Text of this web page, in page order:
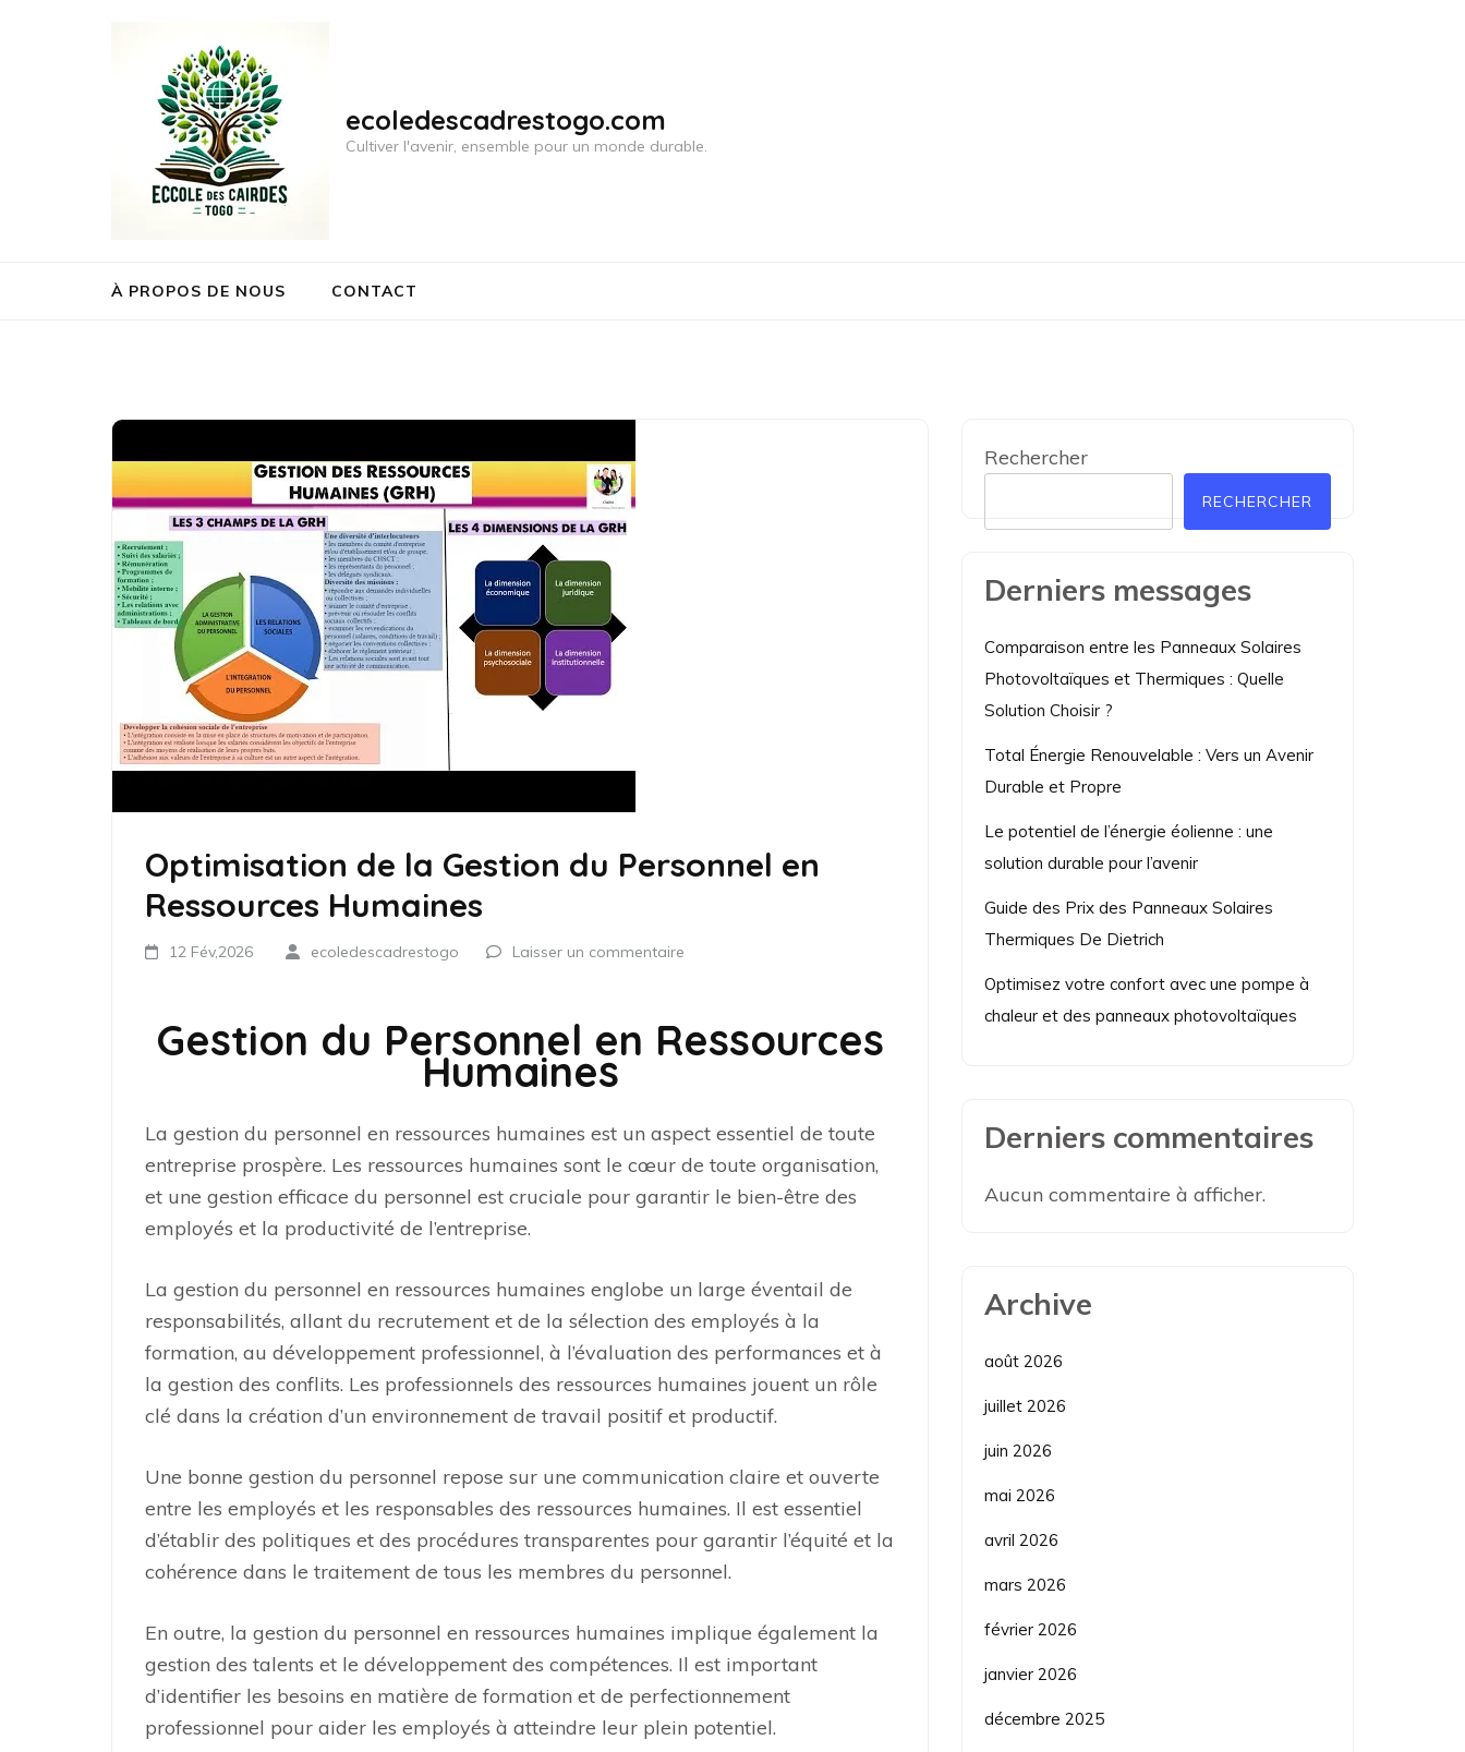
ecoledescadrestogo.com
Cultiver l'avenir, ensemble pour un monde durable.
À PROPOS DE NOUS CONTACT
Optimisation de la Gestion du Personnel en
Ressources Humaines
12 Fév,2026 ecoledescadrestogo Laisser un commentaire
Gestion du Personnel en Ressources
Humaines
La gestion du personnel en ressources humaines est un aspect essentiel de toute
entreprise prospère. Les ressources humaines sont le cœur de toute organisation,
et une gestion efficace du personnel est cruciale pour garantir le bien-être des
employés et la productivité de l’entreprise.
La gestion du personnel en ressources humaines englobe un large éventail de
responsabilités, allant du recrutement et de la sélection des employés à la
formation, au développement professionnel, à l’évaluation des performances et à
la gestion des conflits. Les professionnels des ressources humaines jouent un rôle
clé dans la création d’un environnement de travail positif et productif.
Une bonne gestion du personnel repose sur une communication claire et ouverte
entre les employés et les responsables des ressources humaines. Il est essentiel
d’établir des politiques et des procédures transparentes pour garantir l’équité et la
cohérence dans le traitement de tous les membres du personnel.
En outre, la gestion du personnel en ressources humaines implique également la
gestion des talents et le développement des compétences. Il est important
d’identifier les besoins en matière de formation et de perfectionnement
professionnel pour aider les employés à atteindre leur plein potentiel.
Rechercher
RECHERCHER
Derniers messages
Comparaison entre les Panneaux Solaires
Photovoltaïques et Thermiques : Quelle
Solution Choisir ?
Total Énergie Renouvelable : Vers un Avenir
Durable et Propre
Le potentiel de l’énergie éolienne : une
solution durable pour l’avenir
Guide des Prix des Panneaux Solaires
Thermiques De Dietrich
Optimisez votre confort avec une pompe à
chaleur et des panneaux photovoltaïques
Derniers commentaires
Aucun commentaire à afficher.
Archive
août 2026
juillet 2026
juin 2026
mai 2026
avril 2026
mars 2026
février 2026
janvier 2026
décembre 2025